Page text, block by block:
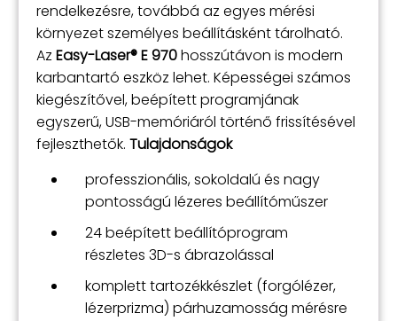
rendelkezésre, továbbá az egyes mérési
környezet személyes beállításként tárolható.
Az Easy-Laser® E 970hosszútávon is modern
karbantartó eszköz lehet. Képességei számos
kiegészítővel, beépített programjának
egyszerű, USB-memóriáról történő frissítésével
fejleszthetők. Tulajdonságok
professzionális, sokoldalú és nagy
pontosságú lézeres beállítóműszer
24 beépített beállítóprogram
részletes 3D-s ábrazolással
komplett tartozékkészlet (forgólézer,
lézerprizma) párhuzamosság mérésre